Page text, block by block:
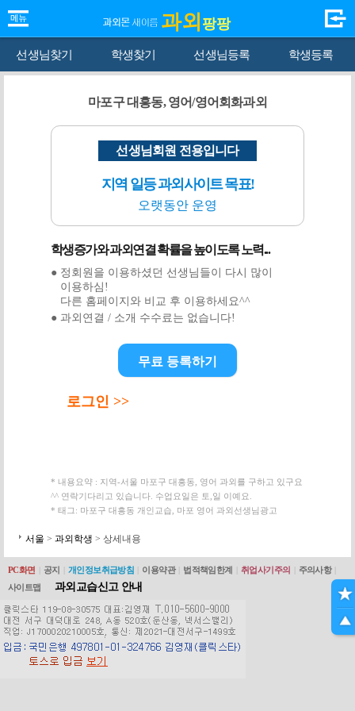
과외 팡팡
선생님찾기 학생찾기 선생님등록 학생등록
마포구 대흥동, 영어/영어회화과외
선생님회원 전용입니다
지역 일등 과외사이트 목표!
오랫동안 운영
학생증가와 과외연결 확률을 높이도록 노력...
● 정회원을 이용하셨던 선생님들이 다시 많이
이용하심!
다른 홈페이지와 비교 후 이용하세요^^
● 과외연결 / 소개 수수료는 없습니다!
무료 등록하기
로그인 >>
* 내용요약 : 지역-서울 마포구 대흥동, 영어 과외를 구하고 있구요
^^ 연락기다리고 있습니다. 수업요일은 토,일 이예요.
* 태그: 마포구 대흥동 개인교습, 마포 영어 과외선생님광고
서울 > 과외학생 > 상세내용
PC화면 공지 개인정보취급방침 이용약관 법적책임한계 취업사기주의 주의사항
사이트맵
과외교습신고 안내